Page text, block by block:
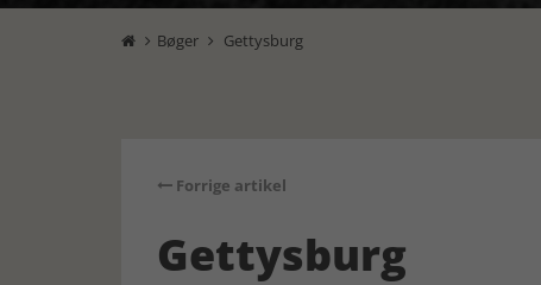
 Bøger  Gettysburg
Forrige artikel
Gettysburg